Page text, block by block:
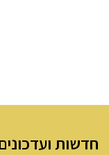
חדשות